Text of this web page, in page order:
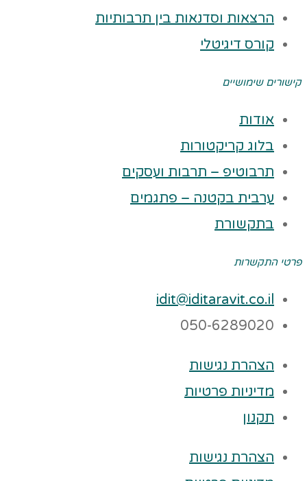
הרצאות וסדנאות בין תרבותיות
קורס דיגיטלי
קישורים שימושיים
אודות
בלוג קריקטורות
תרבוטיפ – תרבות ועסקים
ערבית בקטנה – פתגמים
בתקשורת
פרטי התקשרות
idit@iditaravit.co.il
050-6289020
הצהרת נגישות
מדיניות פרטיות
תקנון
הצהרת נגישות